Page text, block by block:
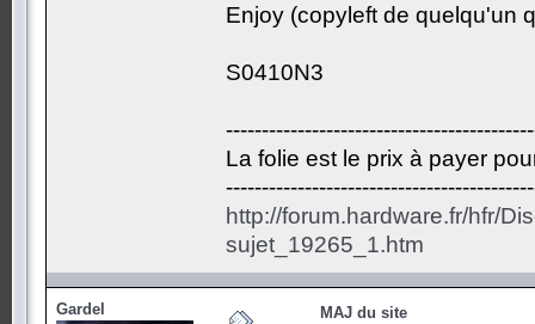
Enjoy (copyleft de quelqu'un
S0410N3
La folie est le prix à payer
http://forum.hardware.fr/hfr/
sujet_19265_1.htm
Gardel MAJ du site